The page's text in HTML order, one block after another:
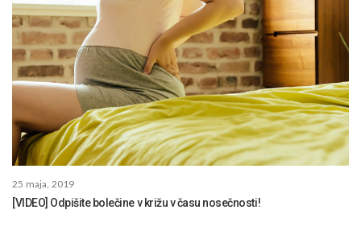
25 maja, 2019
[VIDEO] Odpišite bolečine v križu v času nosečnosti!